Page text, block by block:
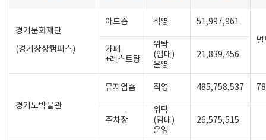
경기문화재단
(경기상상캠퍼스)
아트숍 직영
51,997,961
카페
+레스토랑
위탁
(임대)
운영
21,839,456
경기도박물관
뮤지엄숍 직영 485,758,537
주차장
위탁
(임대)
운영
26,575,515